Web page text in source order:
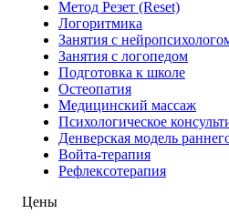
Метод Резет (Reset)
Логоритмика
Занятия с
Занятия с логопедом
Подготовка к школе
Остеопатия
Медицинский массаж
Психологическое
Денверская модель
Войта-терапия
Рефлексотерапия
Цены